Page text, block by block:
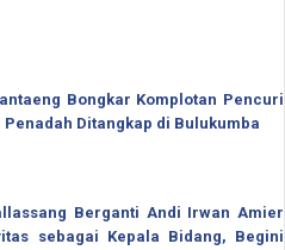
Bongkar Komplotan Pencuri
Penadah Ditangkap di Bulukumba
Berganti Andi Irwan Amier
sebagai Kepala Bidang, Begini